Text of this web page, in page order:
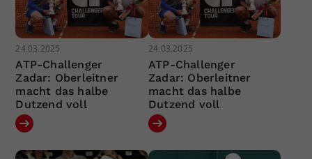
24.03.2025
ATP-Challenger
Zadar: Oberleitner
macht das halbe
Dutzend voll
24.03.2025
ATP-Challenger
Zadar: Oberleitner
macht das halbe
Dutzend voll